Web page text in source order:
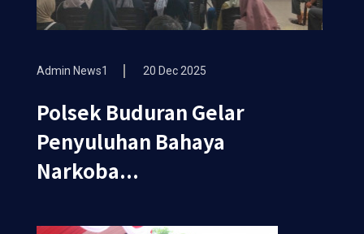
Admin News1 20 Dec 2025
Polsek Buduran Gelar
Penyuluhan Bahaya
Narkoba...